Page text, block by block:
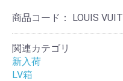
商品コード： LOUIS
関連カテゴリ
新入荷
LV箱